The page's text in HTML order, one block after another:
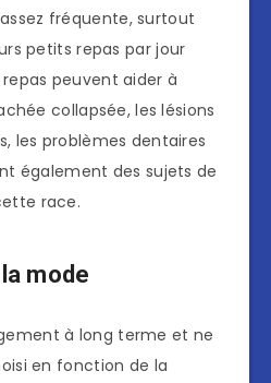
fréquente, surtout
petits repas par jour
peuvent aider à
collapsée, les lésions
les problèmes dentaires
également des sujets de
race.
mode
à long terme et ne
en fonction de la